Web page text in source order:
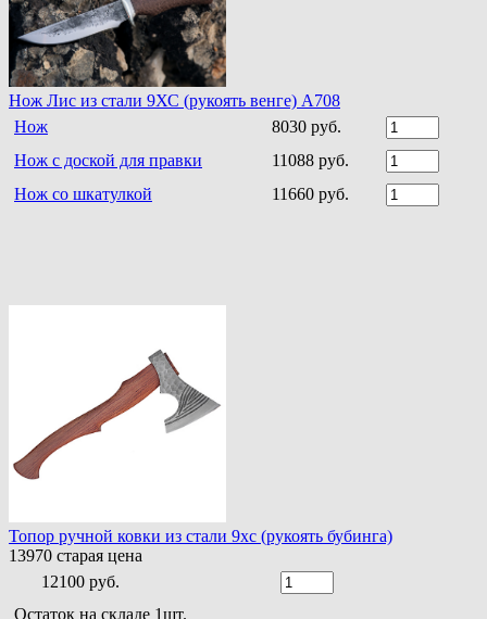
Нож Лис из стали 9ХС (рукоять венге) A708
Нож
8030 руб.
Нож с доской для правки
11088 руб.
Нож со шкатулкой
11660 руб.
Топор ручной ковки из стали 9хс (рукоять бубинга)
13970 старая цена
12100 руб.
Остаток на складе 1шт.